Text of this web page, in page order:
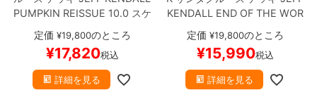
PUMPKIN REISSUE 10.0 スケ
ートボード スケボー
定価 ¥19,800のところ
¥17,820税込
詳細を見る
KENDALL END OF THE WOR
LD REISSUE WHITE 10.0
ートボード スケボー
定価 ¥19,800のところ
¥15,990税込
詳細を見る